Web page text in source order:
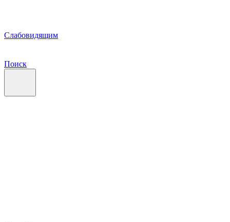
Слабовидящим
Поиск